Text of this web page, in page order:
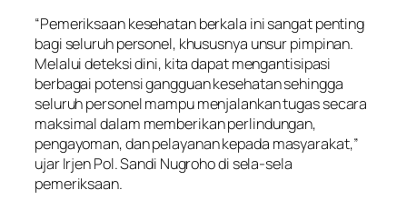
“Pemeriksaan kesehatan berkala ini sangat penting
bagi seluruh personel, khususnya unsur pimpinan.
Melalui deteksi dini, kita dapat mengantisipasi
berbagai potensi gangguan kesehatan sehingga
seluruh personel mampu menjalankan tugas secara
maksimal dalam memberikan perlindungan,
pengayoman, dan pelayanan kepada masyarakat,”
ujar Irjen Pol. Sandi Nugroho di sela-sela
pemeriksaan.